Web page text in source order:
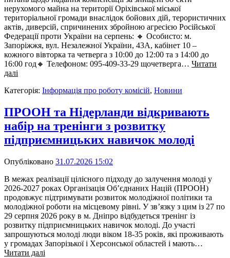
нерухомого майна на території Оріхівської міської
територіальної громади внаслідок бойових дій, терористичних
актів, диверсій, спричинених збройною агресією Російської
Федерації проти України на серпень: 🔸 Особисто: м.
Запоріжжя, вул. Незалежної України, 43А, кабінет 10 –
кожного вівторка та четверга з 10:00 до 12:00 та з 14:00 до
16:00 год🔸 Телефоном: 095-409-33-29 щочетверга… Читати
далі
Категорія: Інформація про роботу комісій, Новини
ПРООН та Нідерланди відкривають
набір на тренінги з розвитку
підприємницьких навичок молоді
Опубліковано 31.07.2026 15:02
В межах реалізації цілісного підходу до залучення молоді у
2026-2027 роках Організація Об’єднаних Націй (ПРООН)
продовжує підтримувати розвиток молодіжної політики та
молодіжної роботи на місцевому рівні. У зв’язку з цим із 27 по
29 серпня 2026 року в м. Дніпро відбудеться тренінг із
розвитку підприємницьких навичок молоді. До участі
запрошуються молоді люди віком 18-35 років, які проживають
у громадах Запорізької і Херсонської областей і мають…
Читати далі